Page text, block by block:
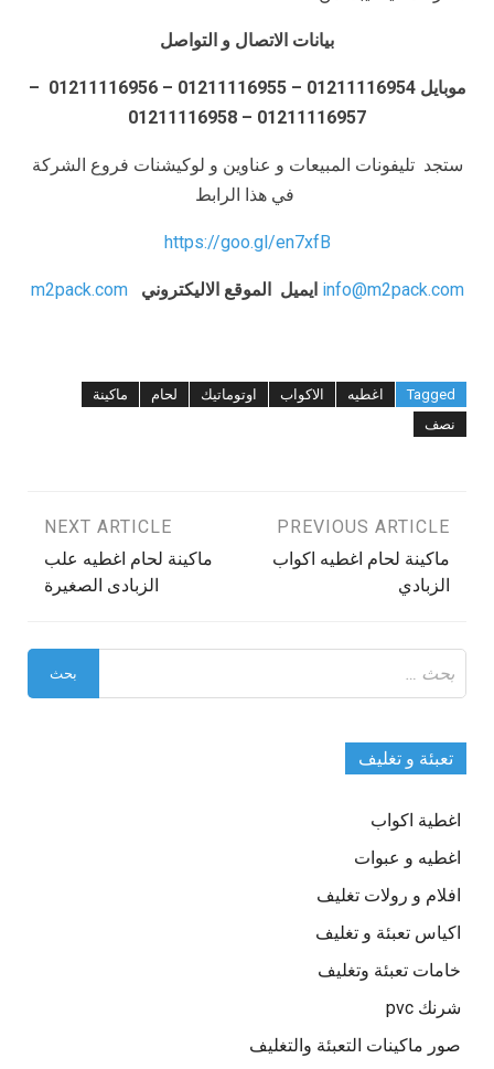
بيانات الاتصال و التواصل
موبايل 01211116954 – 01211116955 – 01211116956 –
01211116957 – 01211116958
ستجد تليفونات المبيعات و عناوين و لوكيشنات فروع الشركة
في هذا الرابط
https://goo.gl/en7xfB
info@m2pack.com ايميل الموقع الاليكتروني m2pack.com
Tagged اغطيه الاكواب اوتوماتيك لحام
ماكينة
نصف
تصفّح
المقالات
PREVIOUS ARTICLE
ماكينة لحام اغطيه اكواب
الزبادي
NEXT ARTICLE
ماكينة لحام اغطيه علب
الزبادى الصغيرة
عن:
تعبئة و تغليف
اغطية اكواب
اغطيه و عبوات
افلام و رولات تغليف
اكياس تعبئة و تغليف
خامات تعبئة وتغليف
شرنك pvc
صور ماكينات التعبئة والتغليف